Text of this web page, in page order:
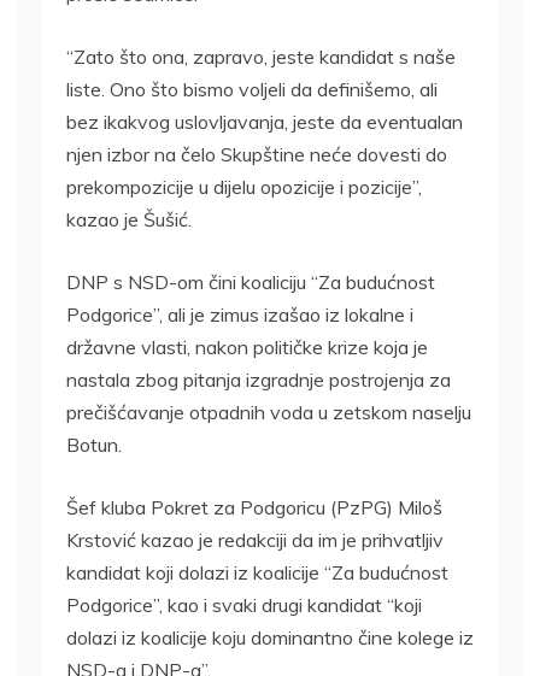
“Zato što ona, zapravo, jeste kandidat s naše
liste. Ono što bismo voljeli da definišemo, ali
bez ikakvog uslovljavanja, jeste da eventualan
njen izbor na čelo Skupštine neće dovesti do
prekompozicije u dijelu opozicije i pozicije”,
kazao je Šušić.
DNP s NSD-om čini koaliciju “Za budućnost
Podgorice”, ali je zimus izašao iz lokalne i
državne vlasti, nakon političke krize koja je
nastala zbog pitanja izgradnje postrojenja za
prečišćavanje otpadnih voda u zetskom naselju
Botun.
Šef kluba Pokret za Podgoricu (PzPG) Miloš
Krstović kazao je redakciji da im je prihvatljiv
kandidat koji dolazi iz koalicije “Za budućnost
Podgorice”, kao i svaki drugi kandidat “koji
dolazi iz koalicije koju dominantno čine kolege iz
NSD-a i DNP-a”.